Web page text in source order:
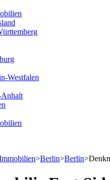
Westfalen
Anhalt
>Berlin>Berlin>